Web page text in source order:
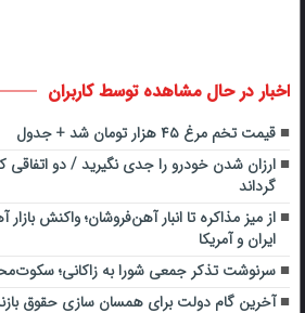
اخبار در حال مشاهده توسط کاربران
قیمت تخم مرغ ۴۵ هزار تومان شد + جدول
ارزان شدن خودرو را جدی نگیرید / دو اتفاقی
گرداند
از میز مذاکره تا انبار آهن‌فروشان؛ واکنش
ایران و آمریکا
سرنوشت تذکر جمعی شورا به زاکانی؛
آخرین گام دولت برای همسان سازی حقوق